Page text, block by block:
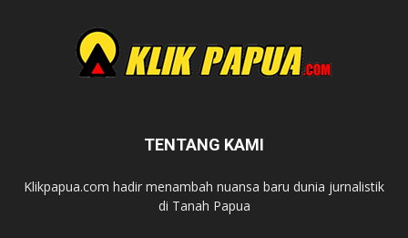
TENTANG KAMI
Klikpapua.com hadir menambah nuansa baru dunia jurnalistik
di Tanah Papua